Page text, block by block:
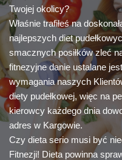
Twojej okolicy?
Właśnie trafiłeś na
najlepszych diet
smacznych posiłków zleć
fitnezyjne danie ustalane
wymagania naszych
diety pudełkowej, więc na
kierowcy każdego dnia
adres w Kargowie.
Czy dieta serio musi być
Fitnezji! Dieta powinna